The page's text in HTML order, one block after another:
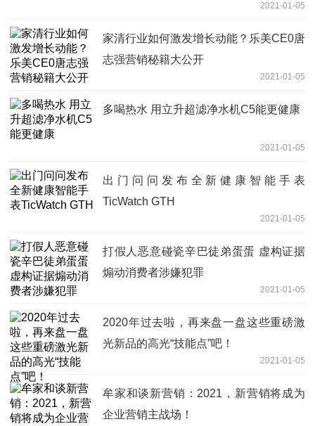
2021-01-05
家清行业如何激发增长动能？乐美CE0唐
志强营销秘籍大公开
2021-01-05
多喝热水 用立升超滤净水机C5能更健康
2021-01-05
出门问问发布全新健康智能手表
TicWatch GTH
2021-01-05
打假人恶意碰瓷辛巴徒弟蛋蛋 虚构证据
煽动消费者涉嫌犯罪
2021-01-05
2020年过去啦，再来盘一盘这些重磅激
光新品的高光“技能点”吧！
2021-01-05
牟家和谈新营销：2021，新营销将成为
企业营销主战场！